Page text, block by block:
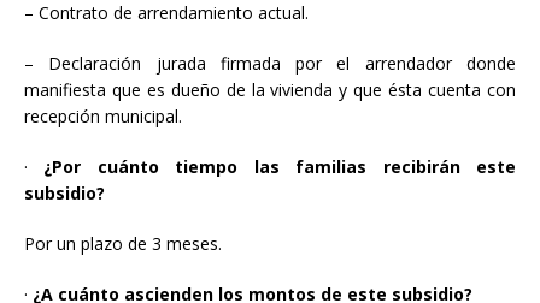
– Contrato de arrendamiento actual.
– Declaración jurada firmada por el arrendador donde
manifiesta que es dueño de la vivienda y que ésta cuenta con
recepción municipal.
· ¿Por cuánto tiempo las familias recibirán este
subsidio?
Por un plazo de 3 meses.
· ¿A cuánto ascienden los montos de este subsidio?